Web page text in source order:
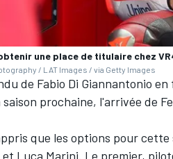
une place de titulaire chez
/ LAT Images / via Getty Images
de Fabio Di Giannantonio
prochaine, l'arrivée de
que les options pour
et Luca Marini. Le premier,